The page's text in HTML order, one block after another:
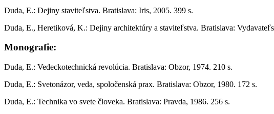
Duda, E.: Dejiny staviteľstva. Bratislava: Iris, 2005. 399 s.
Duda, E., Heretiková, K.: Dejiny architektúry a staviteľstva. Bratislava:
Monografie:
Duda, E.: Vedeckotechnická revolúcia. Bratislava: Obzor, 1974. 210 s.
Duda, E.: Svetonázor, veda, spoločenská prax. Bratislava: Obzor, 1980. 172 s.
Duda, E.: Technika vo svete človeka. Bratislava: Pravda, 1986. 256 s.